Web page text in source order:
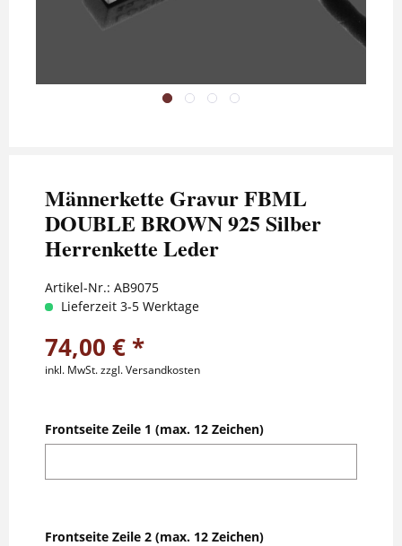
Männerkette Gravur FBML
DOUBLE BROWN 925 Silber
Herrenkette Leder
Artikel-Nr.: AB9075
Lieferzeit 3-5 Werktage
74,00 € *
inkl. MwSt.zzgl. Versandkosten
Frontseite Zeile 1 (max. 12 Zeichen)
Frontseite Zeile 2 (max. 12 Zeichen)